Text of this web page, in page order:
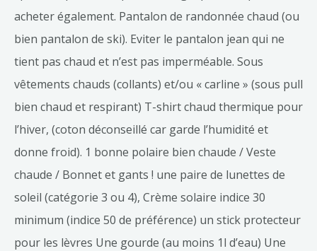
acheter également. Pantalon de randonnée chaud (ou
bien pantalon de ski). Eviter le pantalon jean qui ne
tient pas chaud et n’est pas imperméable. Sous
vêtements chauds (collants) et/ou « carline » (sous pull
bien chaud et respirant) T-shirt chaud thermique pour
l’hiver, (coton déconseillé car garde l’humidité et
donne froid). 1 bonne polaire bien chaude / Veste
chaude / Bonnet et gants ! une paire de lunettes de
soleil (catégorie 3 ou 4), Crème solaire indice 30
minimum (indice 50 de préférence) un stick protecteur
pour les lèvres Une gourde (au moins 1l d’eau) Une